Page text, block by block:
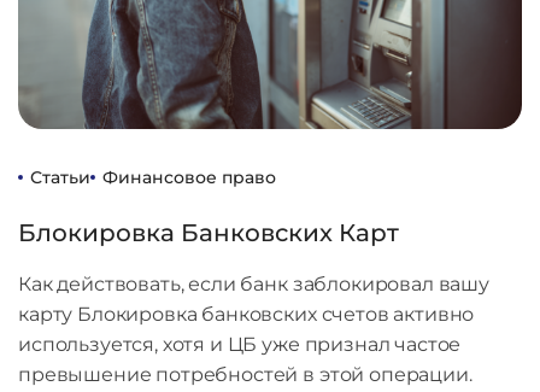
Статьи Финансовое право
Блокировка Банковских Карт
Как действовать, если банк заблокировал вашу
карту Блокировка банковских счетов активно
используется, хотя и ЦБ уже признал частое
превышение потребностей в этой операции.